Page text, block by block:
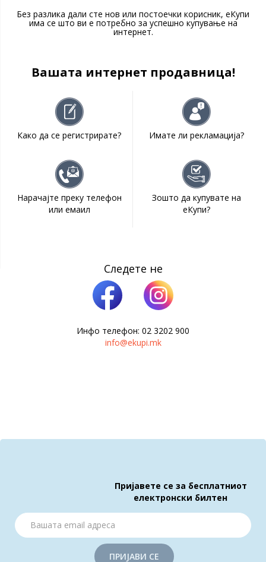
Без разлика дали сте нов или постоечки корисник, еКупи
има се што ви е потребно за успешно купување на
интернет.
Вашата интернет продавница!
Како да се регистрирате? Имате ли рекламација?
Нарачајте преку телефон
или емаил
Зошто да купувате на
еКупи?
Следете не
Инфо телефон: 02 3202 900
info@ekupi.mk
Пријавете се за бесплатниот
електронски билтен
ПРИЈАВИ СЕ